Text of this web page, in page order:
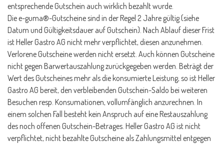
entsprechende Gutschein auch wirklich bezahlt wurde.
Die e-guma®-Gutscheine sind in der Regel 2 Jahre gültig (siehe
Datum und Gültigkeitsdauer auf Gutschein). Nach Ablauf dieser Frist
ist Heller Gastro AG nicht mehr verpflichtet, diesen anzunehmen.
Verlorene Gutscheine werden nicht ersetzt. Auch können Gutscheine
nicht gegen Barwertauszahlung zurückgegeben werden. Beträgt der
Wert des Gutscheines mehr als die konsumierte Leistung, so ist Heller
Gastro AG bereit, den verbleibenden Gutschein-Saldo bei weiteren
Besuchen resp. Konsumationen, vollumfänglich anzurechnen. In
einem solchen Fall besteht kein Anspruch auf eine Restauszahlung
des noch offenen Gutschein-Betrages. Heller Gastro AG ist nicht
verpflichtet, nicht bezahlte Gutscheine als Zahlungsmittel entgegen